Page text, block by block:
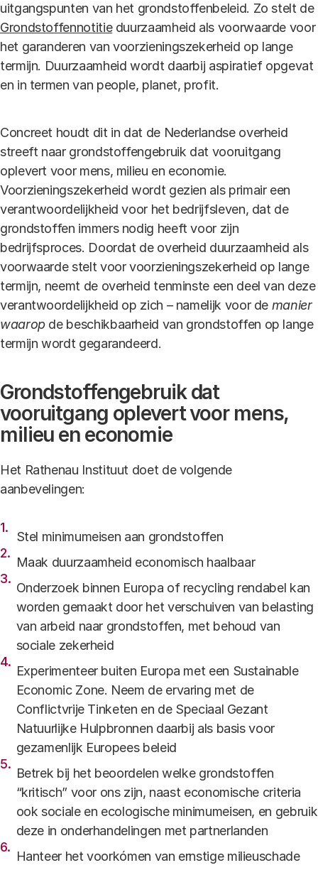
uitgangspunten van het grondstoffenbeleid. Zo stelt de
Grondstoffennotitie duurzaamheid als voorwaarde voor
het garanderen van voorzieningszekerheid op lange
termijn. Duurzaamheid wordt daarbij aspiratief opgevat
en in termen van people, planet, profit.
Concreet houdt dit in dat de Nederlandse overheid
streeft naar grondstoffengebruik dat vooruitgang
oplevert voor mens, milieu en economie.
Voorzieningszekerheid wordt gezien als primair een
verantwoordelijkheid voor het bedrijfsleven, dat de
grondstoffen immers nodig heeft voor zijn
bedrijfsproces. Doordat de overheid duurzaamheid als
voorwaarde stelt voor voorzieningszekerheid op lange
termijn, neemt de overheid tenminste een deel van deze
verantwoordelijkheid op zich – namelijk voor de manier
waarop de beschikbaarheid van grondstoffen op lange
termijn wordt gegarandeerd.
Grondstoffengebruik dat
vooruitgang oplevert voor mens,
milieu en economie
Het Rathenau Instituut doet de volgende
aanbevelingen:
Stel minimumeisen aan grondstoffen
Maak duurzaamheid economisch haalbaar
Onderzoek binnen Europa of recycling rendabel kan
worden gemaakt door het verschuiven van belasting
van arbeid naar grondstoffen, met behoud van
sociale zekerheid
Experimenteer buiten Europa met een Sustainable
Economic Zone. Neem de ervaring met de
Conflictvrije Tinketen en de Speciaal Gezant
Natuurlijke Hulpbronnen daarbij als basis voor
gezamenlijk Europees beleid
Betrek bij het beoordelen welke grondstoffen
“kritisch” voor ons zijn, naast economische criteria
ook sociale en ecologische minimumeisen, en gebruik
deze in onderhandelingen met partnerlanden
Hanteer het voorkómen van ernstige milieuschade